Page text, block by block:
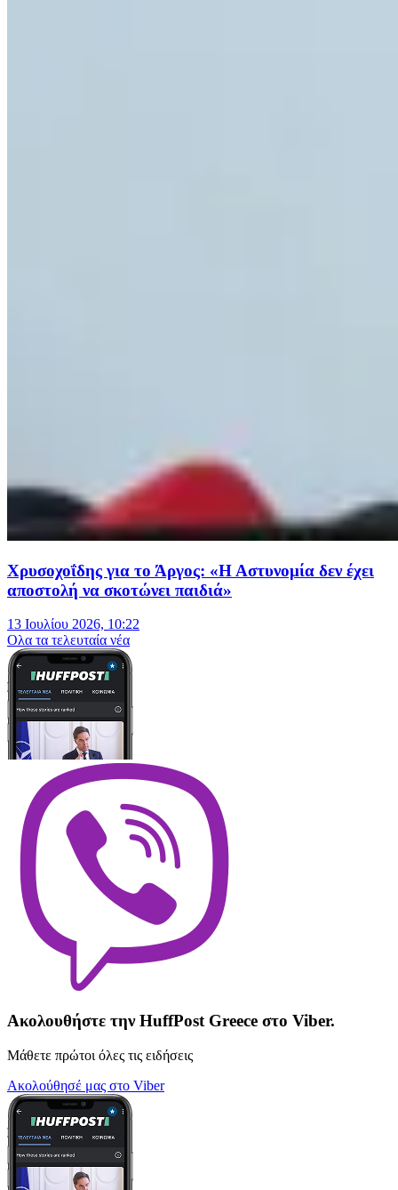
Χρυσοχοΐδης για το Άργος: «Η Αστυνομία δεν έχει
αποστολή να σκοτώνει παιδιά»
13 Ιουλίου 2026, 10:22
Oλα τα τελευταία νέα
Ακολουθήστε την HuffPost Greece στο Viber.
Μάθετε πρώτοι όλες τις ειδήσεις
Ακολούθησέ μας στο Viber